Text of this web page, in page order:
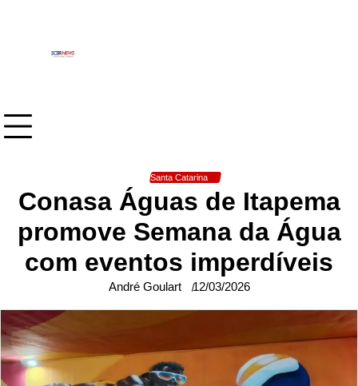
Santa Catarina
Conasa Águas de Itapema
promove Semana da Água
com eventos imperdíveis
André Goulart 12/03/2026